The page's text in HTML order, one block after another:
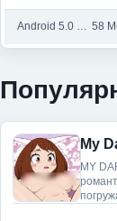
Android 5.0 и выше 58
My
MY